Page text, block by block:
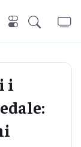
i